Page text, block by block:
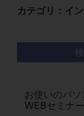
カテゴリ： イ
お使いのパ
WEBセミナ
業所へお問い合
個人情報保護方針